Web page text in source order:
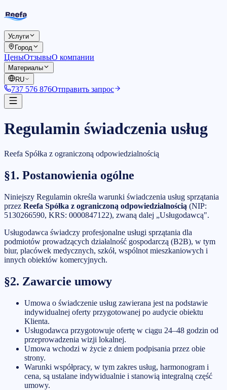
Услуги
Город
ЦеныОтзывыО компании
Материалы
RU
737 576 876Отправить запрос
Regulamin świadczenia usług
Reefa Spółka z ograniczoną odpowiedzialnością
§1. Postanowienia ogólne
Niniejszy Regulamin określa warunki świadczenia usług sprzątania
przez Reefa Spółka z ograniczoną odpowiedzialnością (NIP:
5130266590, KRS: 0000847122), zwaną dalej „Usługodawcą".
Usługodawca świadczy profesjonalne usługi sprzątania dla
podmiotów prowadzących działalność gospodarczą (B2B), w tym
biur, placówek medycznych, szkół, wspólnot mieszkaniowych i
innych obiektów komercyjnych.
§2. Zawarcie umowy
Umowa o świadczenie usług zawierana jest na podstawie
indywidualnej oferty przygotowanej po audycie obiektu
Klienta.
Usługodawca przygotowuje ofertę w ciągu 24–48 godzin od
przeprowadzenia wizji lokalnej.
Umowa wchodzi w życie z dniem podpisania przez obie
strony.
Warunki współpracy, w tym zakres usług, harmonogram i
cena, są ustalane indywidualnie i stanowią integralną część
umowy.